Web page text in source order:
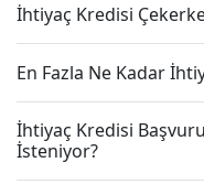
İhtiyaç Kredisi
En Fazla Ne Kadar
İhtiyaç Kredisi
İsteniyor?